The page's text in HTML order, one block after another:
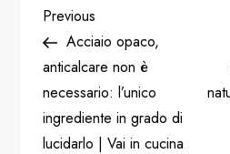
P
o
s
Previous
Post
Previous
Acciaio opaco,
anticalcare non è
necessario: l’unico
ingrediente in grado di
lucidarlo | Vai in cucina